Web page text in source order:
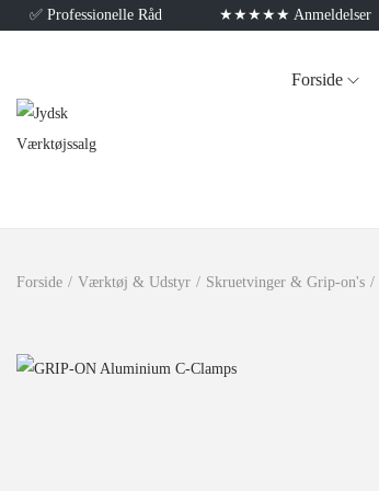
✅ Professionelle Råd ★★★★★ Anmeldelser
Forside
Forside / Værktøj & Udstyr / Skruetvinger & Grip-on's /